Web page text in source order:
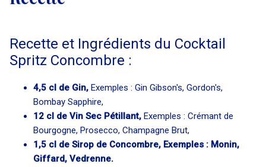
Recette et Ingrédients du Cocktail
Spritz Concombre :
4,5 cl de Gin, Exemples : Gin Gibson's, Gordon's,
Bombay Sapphire,
12 cl de Vin Sec Pétillant, Exemples : Crémant de
Bourgogne, Prosecco, Champagne Brut,
1,5 cl de Sirop de Concombre, Exemples : Monin,
Giffard, Vedrenne.